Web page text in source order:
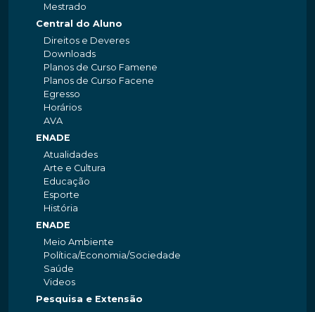
Mestrado
Central do Aluno
Direitos e Deveres
Downloads
Planos de Curso Famene
Planos de Curso Facene
Egresso
Horários
AVA
ENADE
Atualidades
Arte e Cultura
Educação
Esporte
História
ENADE
Meio Ambiente
Política/Economia/Sociedade
Saúde
Videos
Pesquisa e Extensão